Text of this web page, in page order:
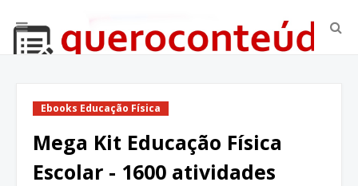
Ebooks Educação Física
Mega Kit Educação Física
Escolar - 1600 atividades